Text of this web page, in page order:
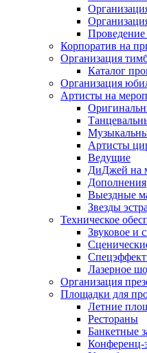
Корпоратив на
Организация
Каталог
Организация
Артисты на
Артисты
Ведущие
ДиДжей на
Дополнения
Выездные
Звезды
Техническое
Звуковое и
Лазерное
Организация
Площадки для
Летние
Рестораны
Банкетные
Конференц-